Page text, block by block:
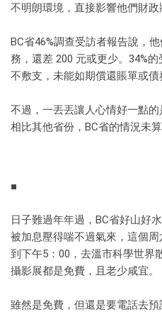
不明朗環境，直接影響他們財政
BC省46%調查受訪者報告說，
務，還差 200 元或更少。34%
不敷支，未能如期償還賬單或債
不過，一丟丟讓人心情好一點
相比其他省份，BC省的情況未算
■
日子難過年年過，BC省好山好
被加息壓得喘不過氣來，這個
到下午5：00，去溫市科學世界
攝影展都是免費，且老少咸宜。
雖然是免費，但還是要電話去